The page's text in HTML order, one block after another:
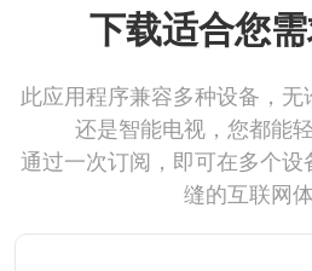
下载适合您
此应用程序兼容多种设备，
还是智能电视，您都能
通过一次订阅，即可在多个
缝的互联网体